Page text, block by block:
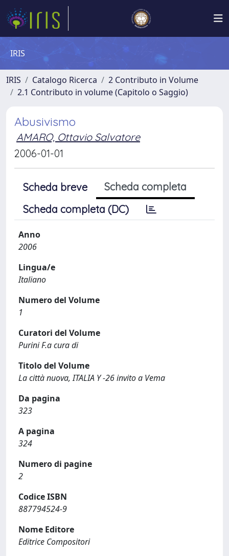
IRIS
IRIS Catalogo Ricerca
2 Contributo in Volume
2.1 Contributo in volume (Capitolo o Saggio)
Abusivismo
AMARO, Ottavio Salvatore
2006-01-01
Scheda breve
Scheda completa
Scheda completa (DC)
Anno
2006
Lingua/e
Italiano
Numero del Volume
1
Curatori del Volume
Purini F.a cura di
Titolo del Volume
La città nuova, ITALIA Y -26 invito a Vema
Da pagina
323
A pagina
324
Numero di pagine
2
Codice ISBN
887794524-9
Nome Editore
Editrice Compositori